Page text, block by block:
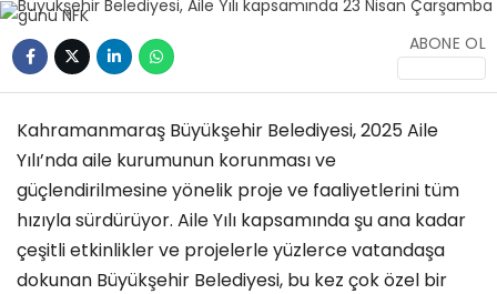
İhbar Hattı
ABONE OL
Kahramanmaraş Büyükşehir Belediyesi, 2025 Aile
Yılı’nda aile kurumunun korunması ve
güçlendirilmesine yönelik proje ve faaliyetlerini tüm
hızıyla sürdürüyor. Aile Yılı kapsamında şu ana kadar
çeşitli etkinlikler ve projelerle yüzlerce vatandaşa
dokunan Büyükşehir Belediyesi, bu kez çok özel bir